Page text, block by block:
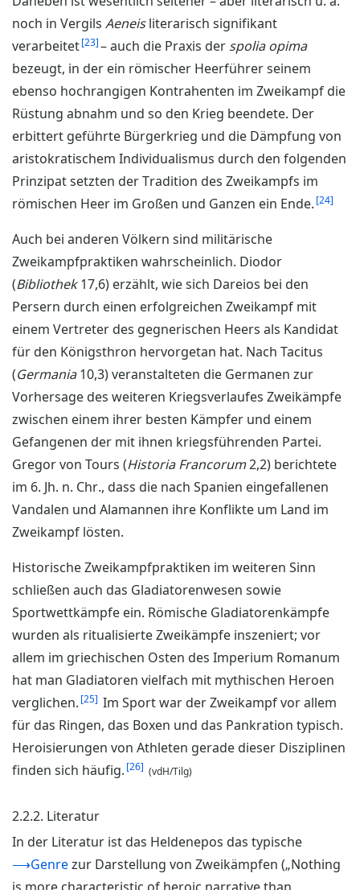
noch in Vergils Aeneisliterarisch signifikant
verarbeitet 23 – auch die Praxis der spolia opima
bezeugt, in der ein römischer Heerführer seinem
ebenso hochrangigen Kontrahenten im Zweikampf die
Rüstung abnahm und so den Krieg beendete. Der
erbittert geführte Bürgerkrieg und die Dämpfung von
aristokratischem Individualismus durch den folgenden
Prinzipat setzten der Tradition des Zweikampfs im
römischen Heer im Großen und Ganzen ein Ende. 24
Auch bei anderen Völkern sind militärische
Zweikampfpraktiken wahrscheinlich. Diodor
(Bibliothek17,6) erzählt, wie sich Dareios bei den
Persern durch einen erfolgreichen Zweikampf mit
einem Vertreter des gegnerischen Heers als Kandidat
für den Königsthron hervorgetan hat. Nach Tacitus
(Germania10,3) veranstalteten die Germanen zur
Vorhersage des weiteren Kriegsverlaufes Zweikämpfe
zwischen einem ihrer besten Kämpfer und einem
Gefangenen der mit ihnen kriegsführenden Partei.
Gregor von Tours (Historia Francorum2,2) berichtete
im 6. Jh. n. Chr., dass die nach Spanien eingefallenen
Vandalen und Alamannen ihre Konflikte um Land im
Zweikampf lösten.
Historische Zweikampfpraktiken im weiteren Sinn
schließen auch das Gladiatorenwesen sowie
Sportwettkämpfe ein. Römische Gladiatorenkämpfe
wurden als ritualisierte Zweikämpfe inszeniert; vor
allem im griechischen Osten des Imperium Romanum
hat man Gladiatoren vielfach mit mythischen Heroen
verglichen. 25 Im Sport war der Zweikampf vor allem
für das Ringen, das Boxen und das Pankration typisch.
Heroisierungen von Athleten gerade dieser Disziplinen
finden sich häufig. 26 (vdH/Tilg)
2.2.2. Literatur
In der Literatur ist das Heldenepos das typische
⟶Genrezur Darstellung von Zweikämpfen („Nothing